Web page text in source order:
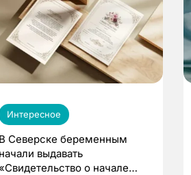
Интересное
В Северске беременным
начали выдавать
«Свидетельство о начале